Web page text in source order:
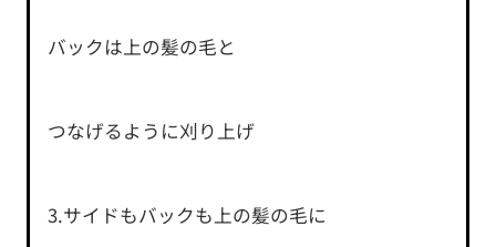
バックは上の髪の毛と
つなげるように刈り上げ
3.サイドもバックも上の髪の毛に